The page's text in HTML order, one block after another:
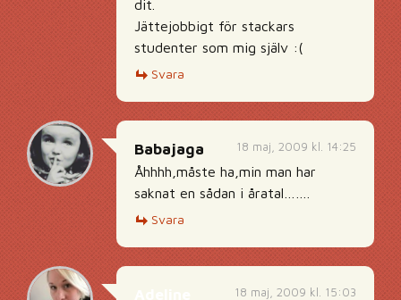
dit.
Jättejobbigt för stackars
studenter som mig själv :(
Svara
18 maj, 2009 kl. 14:25
Babajaga
Åhhhh,måste ha,min man har
saknat en sådan i åratal…….
Svara
18 maj, 2009 kl. 15:03